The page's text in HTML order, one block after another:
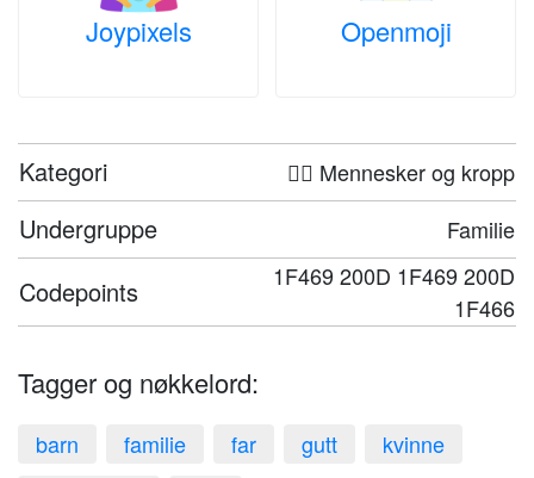
Joypixels Openmoji
Kategori 🤦‍♀️ Mennesker og kropp
Undergruppe Familie
Codepoints
1F469 200D 1F469 200D
1F466
Tagger og nøkkelord:
barn familie far gutt
kvinne